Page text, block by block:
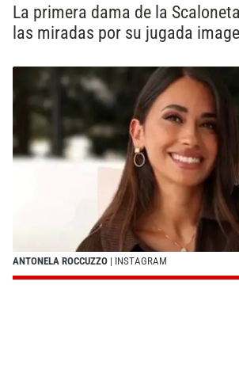
La primera dama de la
las miradas por su jugada
ANTONELA ROCCUZZO | INSTAGRAM